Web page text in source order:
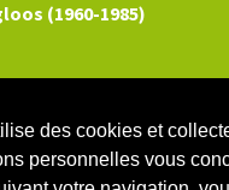
des cookies et
personnelles vous
(1960-1985)
ISSN électronique 2804-
Plan du site